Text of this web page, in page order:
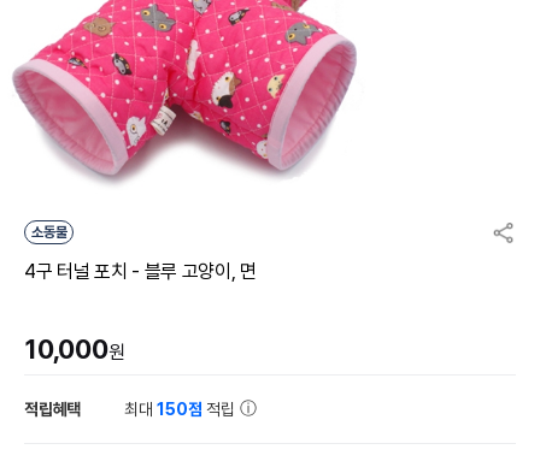
소동물
4구 터널 포치 - 블루 고양이, 면
10,000원
적립혜택 최대150점 적립